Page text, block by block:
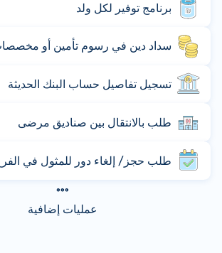
برنامج توفير لكل ولد
سداد دين في رسوم تأمين أو مخصصات
تسجيل تفاصيل حساب البنك الحديثة
طلب بالانتقال بين صناديق مرضى
طلب حجز/ إلغاء دور للمثول في الفرع
عمليات إضافية